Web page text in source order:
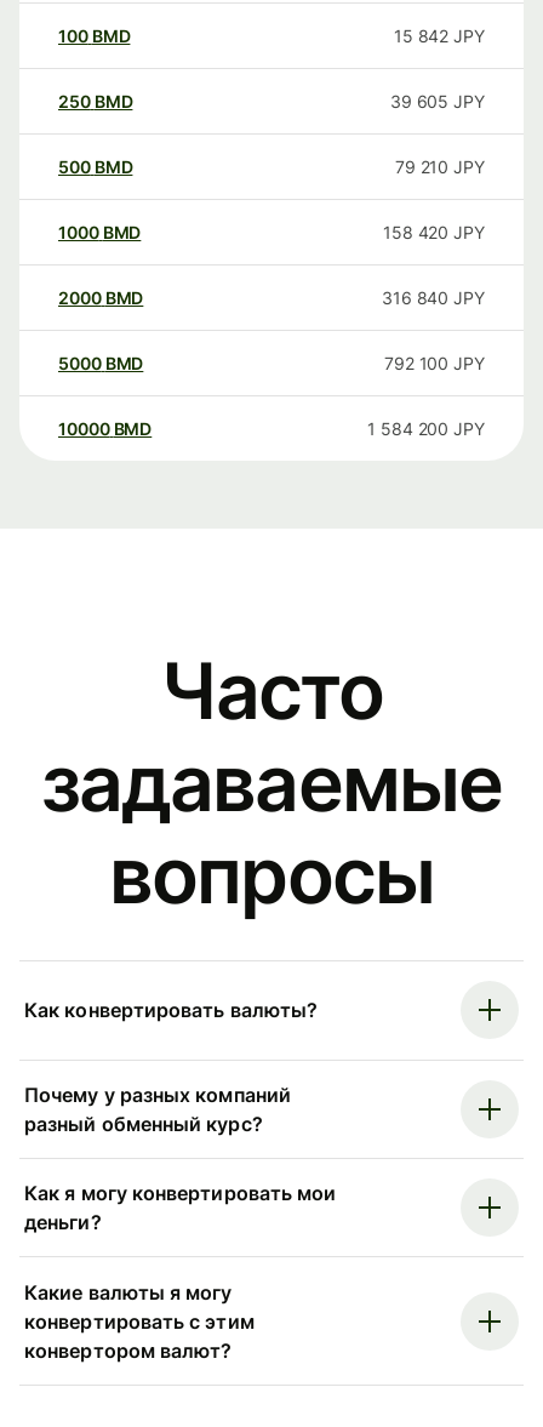
100 BMD 15 842 JPY
250 BMD 39 605 JPY
500 BMD 79 210 JPY
1000 BMD 158 420 JPY
2000 BMD 316 840 JPY
5000 BMD 792 100 JPY
10000 BMD 1 584 200 JPY
Часто
задаваемые
вопросы
Как конвертировать валюты?
Почему у разных компаний
разный обменный курс?
Как я могу конвертировать мои
деньги?
Какие валюты я могу
конвертировать с этим
конвертором валют?